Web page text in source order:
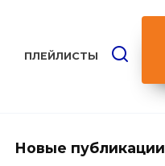
ПЛЕЙЛИСТЫ
Новые публикации